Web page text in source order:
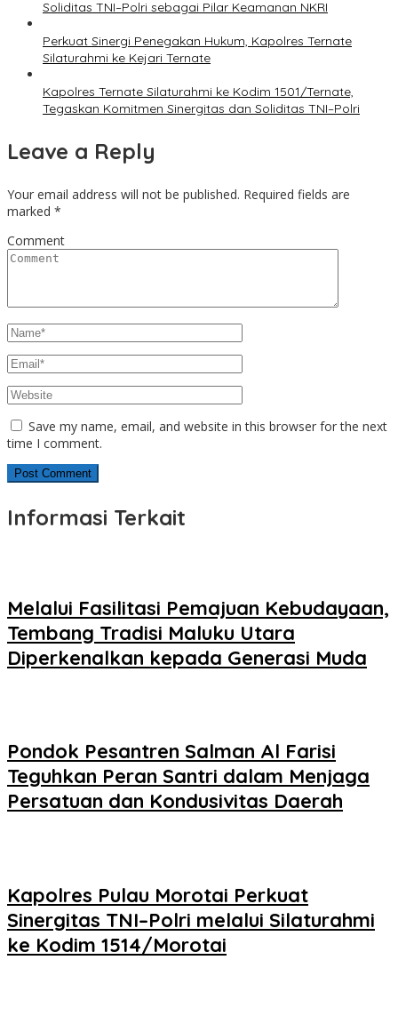
Soliditas TNI–Polri sebagai Pilar Keamanan NKRI
Perkuat Sinergi Penegakan Hukum, Kapolres Ternate
Silaturahmi ke Kejari Ternate
Kapolres Ternate Silaturahmi ke Kodim 1501/Ternate,
Tegaskan Komitmen Sinergitas dan Soliditas TNI–Polri
Leave a Reply
Your email address will not be published. Required fields are
marked *
Comment
Save my name, email, and website in this browser for the next
time I comment.
Informasi Terkait
Melalui Fasilitasi Pemajuan Kebudayaan,
Tembang Tradisi Maluku Utara
Diperkenalkan kepada Generasi Muda
Pondok Pesantren Salman Al Farisi
Teguhkan Peran Santri dalam Menjaga
Persatuan dan Kondusivitas Daerah
Kapolres Pulau Morotai Perkuat
Sinergitas TNI–Polri melalui Silaturahmi
ke Kodim 1514/Morotai